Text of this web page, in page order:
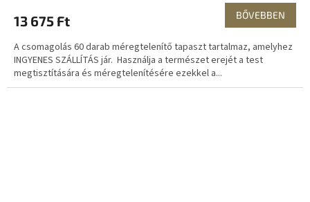
E
N
S
13 675 Ft BŐVEBBEN
A csomagolás 60 darab méregtelenítő tapaszt tartalmaz, amelyhez
INGYENES SZÁLLÍTÁS jár. Használja a természet erejét a test
megtisztítására és méregtelenítésére ezekkel a...